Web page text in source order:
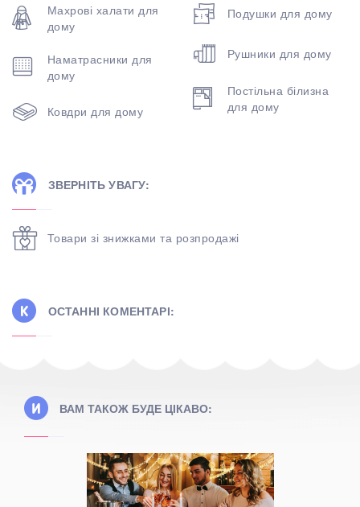
Махрові халати для
дому
Наматрасники для
дому
Ковдри для дому
Подушки для дому
Рушники для дому
Постільна білизна
для дому
ЗВЕРНІТЬ УВАГУ:
Товари зі знижками та розпродажі
ОСТАННІ КОМЕНТАРІ:
ВАМ ТАКОЖ БУДЕ ЦІКАВО: